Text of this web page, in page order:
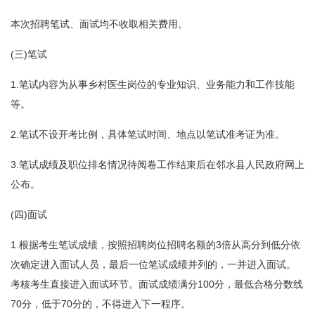
本次招聘笔试、面试均不收取相关费用。
(三)笔试
1.笔试内容为从事乡村医生岗位的专业知识、业务能力和工作技能
等。
2.笔试不设开考比例，具体笔试时间、地点以笔试准考证为准。
3.笔试成绩及职位排名情况待阅卷工作结束后在邻水县人民政府网上
公布。
(四)面试
1.根据考生笔试成绩，按照招聘岗位招聘名额的3倍从高分到低分依
次确定进入面试人员，最后一位笔试成绩并列的，一并进入面试。
考核考生直接进入面试环节。面试成绩满分100分，最低合格分数线
70分，低于70分的，不得进入下一程序。